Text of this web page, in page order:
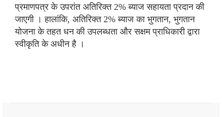
प्रमाणपत्र के उपरांत अतिरिक्त 2% ब्याज सहायता प्रदान की
जाएगी । हालांकि, अतिरिक्त 2% ब्याज का भुगतान, भुगतान
योजना के तहत धन की उपलब्धता और सक्षम प्राधिकारी द्वारा
स्वीकृति के अधीन है ।